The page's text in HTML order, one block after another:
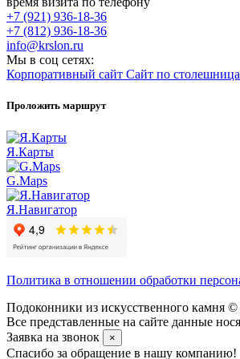
+7 (921) 936-18-36
+7 (812) 936-18-36
info@krslon.ru
Мы в соц сетях:
Корпоративный сайт Сайт по
Проложить маршрут
Я.Карты
G.Maps
Я.Навигатор
Политика в отношении обработки
Подоконники из искусственного камня
Все представленные на сайте данные
Заявка на звонок
×
Спасибо за обращение в нашу компанию!